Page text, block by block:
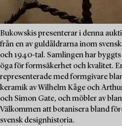
Bukowskis presenterar i denna
från en av guldåldrarna inom
och 1940-tal. Samlingen har
öga för formsäkerhet och kvalitet.
representerade med formgivare
keramik av Wilhelm Kåge och
och Simon Gate, och möbler av
Välkommen att botanisera bland
svensk designhistoria.